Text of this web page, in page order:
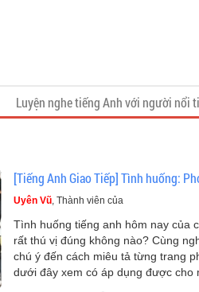
Luyện nghe tiếng Anh với người nổi
[Tiếng Anh Giao Tiếp] Tình huống:
Uyên Vũ, Thành viên của
Tình huống tiếng anh hôm nay của
rất thú vị đúng không nào? Cùng
chú ý đến cách miêu tả từng trang
dưới đây xem có áp dụng được cho